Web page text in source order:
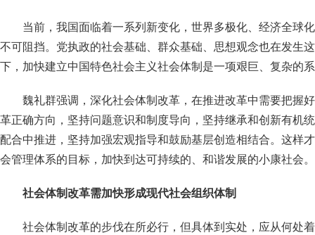
当前，我国面临着一系列新变化，世界多极化、经济全球
不可阻挡。党执政的社会基础、群众基础、思想观念也在发生
下，加快建立中国特色社会主义社会体制是一项艰巨、复杂的
魏礼群强调，深化社会体制改革，在推进改革中需要把握
革正确方向，坚持问题意识和制度导向，坚持继承和创新有机
配合中推进，坚持加强宏观指导和鼓励基层创造相结合。这样
会管理体系的目标，加快到达可持续的、和谐发展的小康社会。
社会体制改革需加快形成现代社会组织体制
社会体制改革的步伐在所必行，但具体到实处，应从何处